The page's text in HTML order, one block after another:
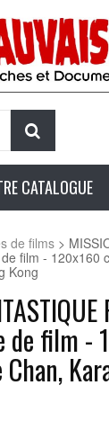
CATALOGUE
de films >
film - 120x160
Kong
de film -